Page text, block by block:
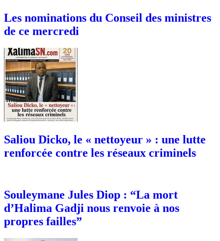
Les nominations du Conseil des ministres
de ce mercredi
Saliou Dicko, le « nettoyeur » : une lutte
renforcée contre les réseaux criminels
Souleymane Jules Diop : “La mort
d’Halima Gadji nous renvoie à nos
propres failles”